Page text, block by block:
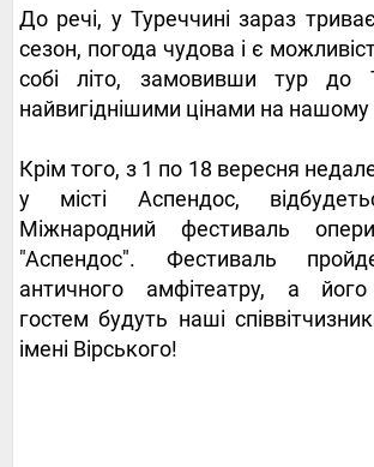
До речі, у Туреччині зараз
сезон, погода чудова і є
собі літо, замовивши тур до
найвигіднішими цінами на нашому
Крім того, з 1 по 18 вересня
у місті Аспендос,
Міжнародний фестиваль
"Аспендос". Фестиваль
античного амфітеатру, а його
гостем будуть наші
імені Вірського!